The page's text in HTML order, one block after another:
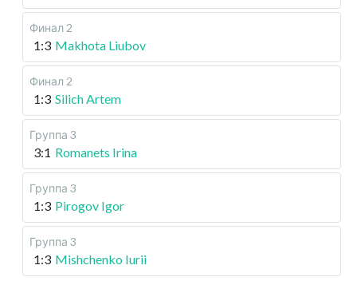
Финал 2
1:3 Makhota Liubov
Финал 2
1:3 Silich Artem
Группа 3
3:1 Romanets Irina
Группа 3
1:3 Pirogov Igor
Группа 3
1:3 Mishchenko Iurii